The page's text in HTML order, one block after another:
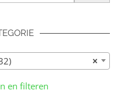
×
en filteren